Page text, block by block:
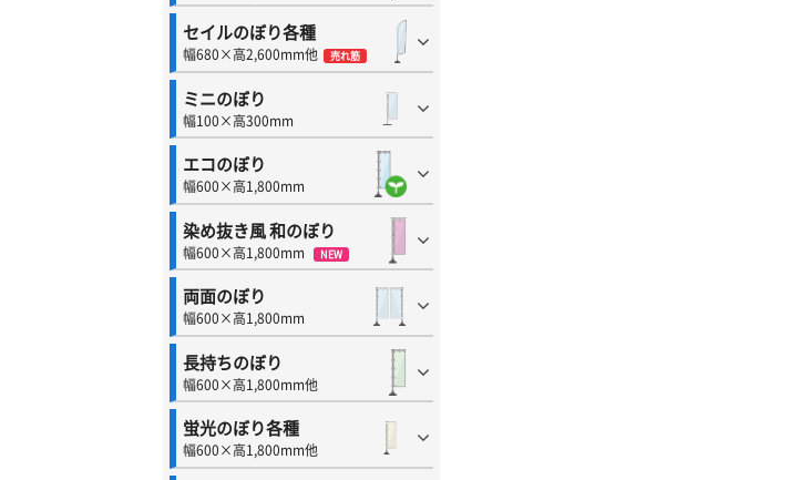
セイルのぼり各種
幅680×高2,600mm他 売れ筋
ミニのぼり
幅100×高300mm
エコのぼり
幅600×高1,800mm
染め抜き風 和のぼり
幅600×高1,800mm NEW
両面のぼり
幅600×高1,800mm
長持ちのぼり
幅600×高1,800mm他
蛍光のぼり各種
幅600×高1,800mm他